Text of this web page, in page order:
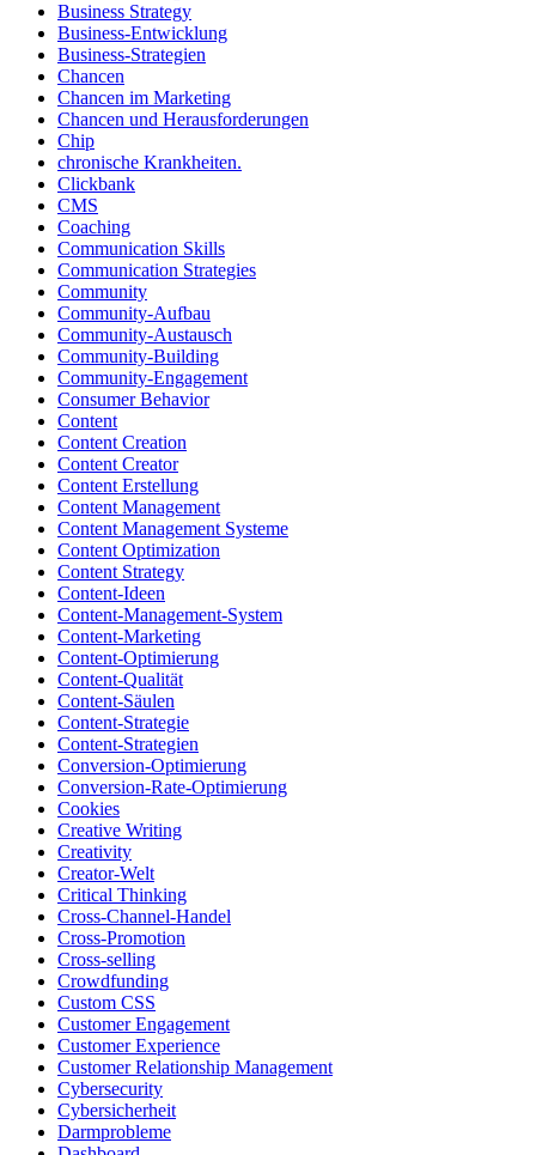
Business Strategy
Business-Entwicklung
Business-Strategien
Chancen
Chancen im Marketing
Chancen und Herausforderungen
Chip
chronische Krankheiten.
Clickbank
CMS
Coaching
Communication Skills
Communication Strategies
Community
Community-Aufbau
Community-Austausch
Community-Building
Community-Engagement
Consumer Behavior
Content
Content Creation
Content Creator
Content Erstellung
Content Management
Content Management Systeme
Content Optimization
Content Strategy
Content-Ideen
Content-Management-System
Content-Marketing
Content-Optimierung
Content-Qualität
Content-Säulen
Content-Strategie
Content-Strategien
Conversion-Optimierung
Conversion-Rate-Optimierung
Cookies
Creative Writing
Creativity
Creator-Welt
Critical Thinking
Cross-Channel-Handel
Cross-Promotion
Cross-selling
Crowdfunding
Custom CSS
Customer Engagement
Customer Experience
Customer Relationship Management
Cybersecurity
Cybersicherheit
Darmprobleme